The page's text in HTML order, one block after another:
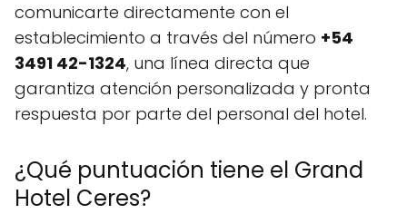
comunicarte directamente con el
establecimiento a través del número +54
3491 42-1324, una línea directa que
garantiza atención personalizada y pronta
respuesta por parte del personal del hotel.
¿Qué puntuación tiene el Grand
Hotel Ceres?